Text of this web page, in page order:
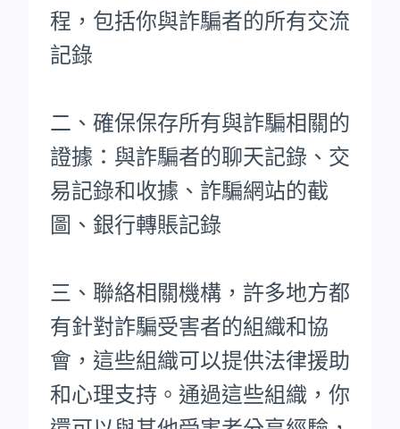
程，包括你與詐騙者的所有交流
記錄
二、確保保存所有與詐騙相關的
證據：與詐騙者的聊天記錄、交
易記錄和收據、詐騙網站的截
圖、銀行轉賬記錄
三、聯絡相關機構，許多地方都
有針對詐騙受害者的組織和協
會，這些組織可以提供法律援助
和心理支持。通過這些組織，你